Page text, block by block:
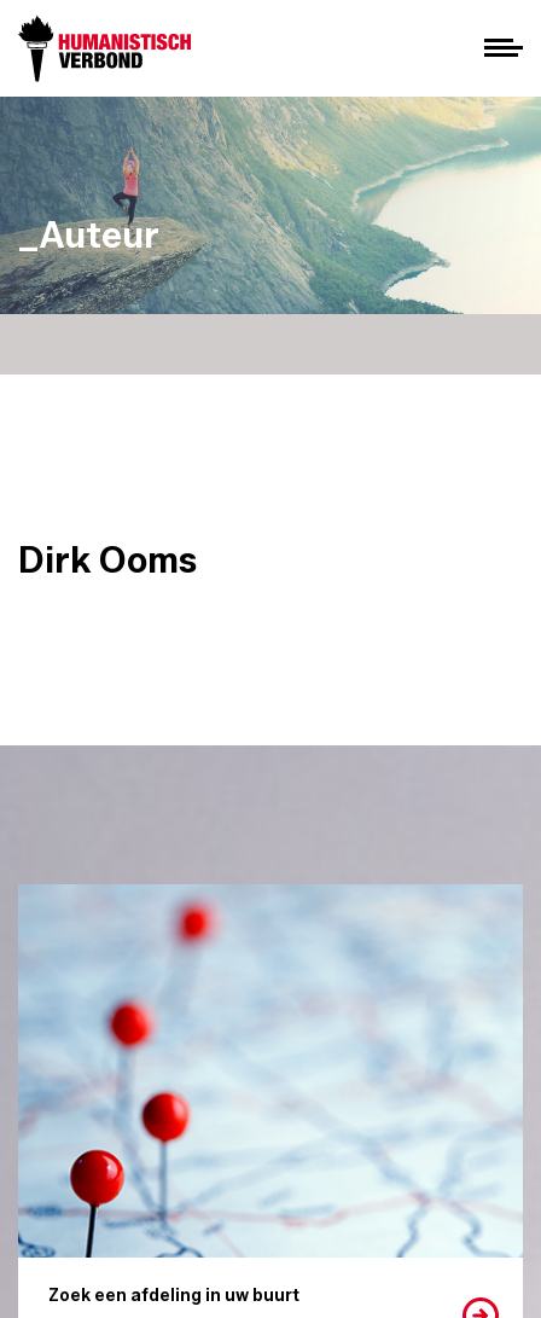
_Auteur
Dirk Ooms
Zoek een afdeling in uw buurt